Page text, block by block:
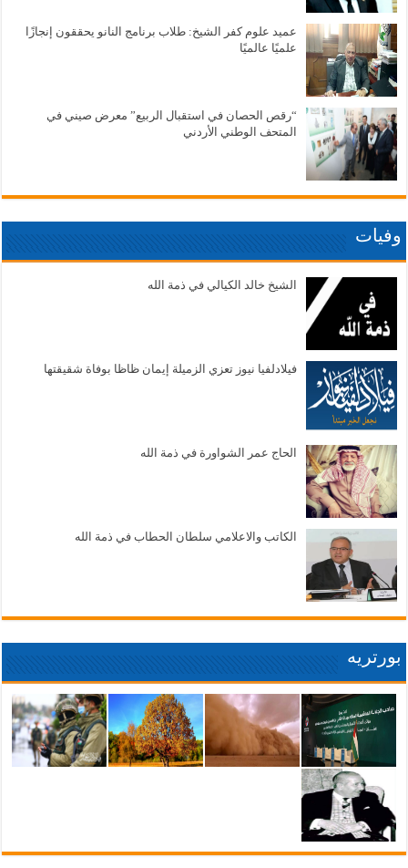
عميد علوم كفر الشيخ: طلاب برنامج النانو يحققون إنجازًا
علميًا عالميًا
“رقص الحصان في استقبال الربيع” معرض صيني في
المتحف الوطني الأردني
وفيات
الشيخ خالد الكيالي في ذمة الله
فيلادلفيا نيوز تعزي الزميلة إيمان ظاظا بوفاة شقيقتها
الحاج عمر الشواورة في ذمة الله
الكاتب والاعلامي سلطان الحطاب في ذمة الله
بورتريه